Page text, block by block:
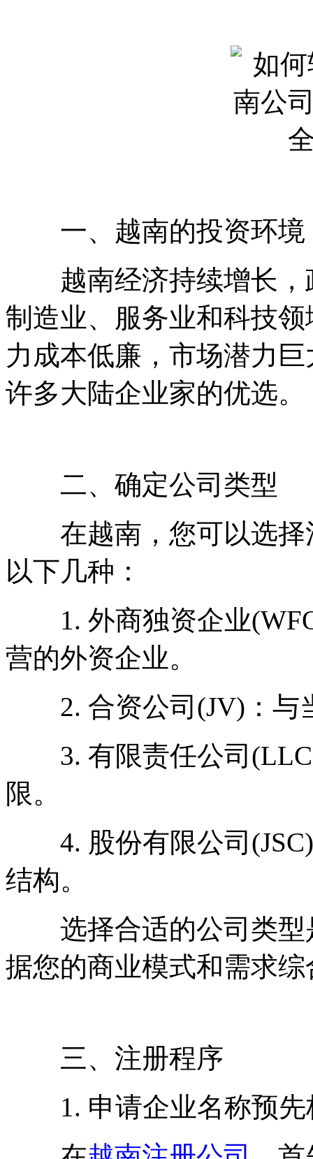
一、越南的投资环境
越南经济持续增长，
制造业、服务业和科技
力成本低廉，市场潜力
许多大陆企业家的优选。
二、确定公司类型
在越南，您可以选择
以下几种：
1. 外商独资企业
营的外资企业。
2. 合资公司(JV)：与
3. 有限责任公司(LLC)
限。
4. 股份有限公司(JSC)
结构。
选择合适的公司类型
据您的商业模式和需求
三、注册程序
1. 申请企业名称预先